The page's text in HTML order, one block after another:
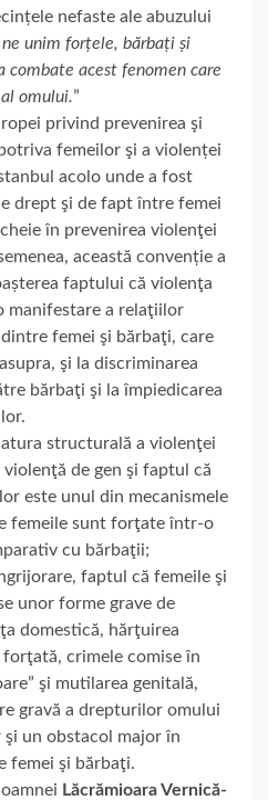
nefaste ale abuzului
ne unim forțele, bărbați și
acest fenomen care
omului.”
privind prevenirea şi
femeilor şi a violenței
acolo unde a fost
drept şi de fapt între femei
în prevenirea violenţei
această convenție a
faptului că violenţa
manifestare a relaţiilor
femei şi bărbaţi, care
şi la discriminarea
bărbaţi şi la împiedicarea
structurală a violenţei
de gen şi faptul că
este unul din mecanismele
femeile sunt forţate într-o
cu bărbaţii;
faptul că femeile şi
unor forme grave de
domestică, hărţuirea
crimele comise în
şi mutilarea genitală,
gravă a drepturilor omului
un obstacol major în
femei şi bărbaţi.
Lăcrămioara Vernică-